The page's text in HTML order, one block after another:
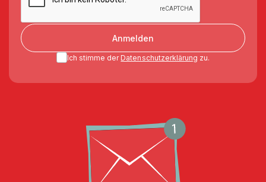
Anmelden
Ich stimme der Datenschutzerklärung zu.